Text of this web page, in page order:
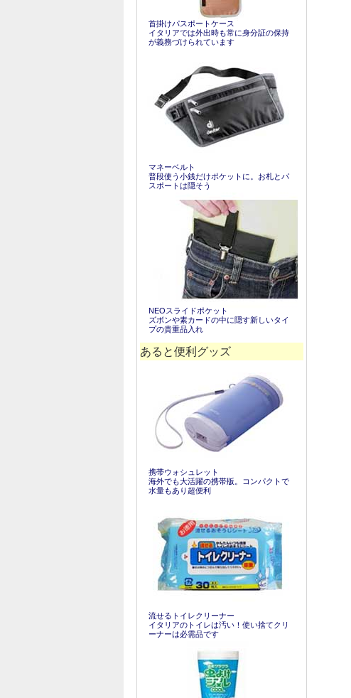
首掛けパスポートケース
イタリアでは外出時も常に身分証の保持
が義務づけられています
マネーベルト
普段使う小銭だけポケットに。お札とパ
スポートは隠そう
NEOスライドポケット
ズボンや素カードの中に隠す新しいタイ
プの貴重品入れ
あると便利グッズ
携帯ウォシュレット
海外でも大活躍の携帯版。コンパクトで
水量もあり超便利
流せるトイレクリーナー
イタリアのトイレは汚い！使い捨てクリ
ーナーは必需品です